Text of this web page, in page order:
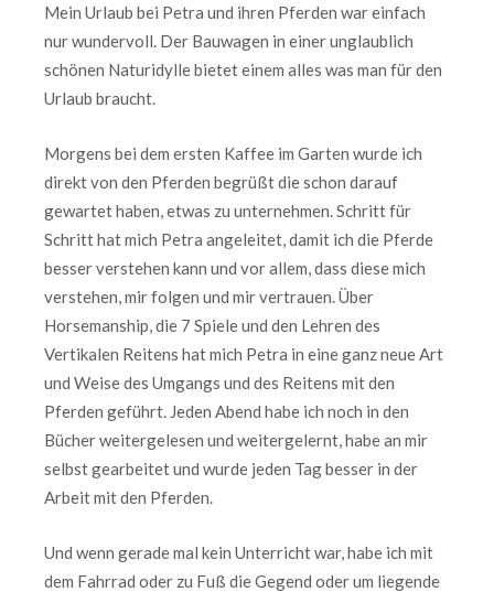
Mein Urlaub bei Petra und ihren Pferden war einfach
nur wundervoll. Der Bauwagen in einer unglaublich
schönen Naturidylle bietet einem alles was man für den
Urlaub braucht.
Morgens bei dem ersten Kaffee im Garten wurde ich
direkt von den Pferden begrüßt die schon darauf
gewartet haben, etwas zu unternehmen. Schritt für
Schritt hat mich Petra angeleitet, damit ich die Pferde
besser verstehen kann und vor allem, dass diese mich
verstehen, mir folgen und mir vertrauen. Über
Horsemanship, die 7 Spiele und den Lehren des
Vertikalen Reitens hat mich Petra in eine ganz neue Art
und Weise des Umgangs und des Reitens mit den
Pferden geführt. Jeden Abend habe ich noch in den
Bücher weitergelesen und weitergelernt, habe an mir
selbst gearbeitet und wurde jeden Tag besser in der
Arbeit mit den Pferden.
Und wenn gerade mal kein Unterricht war, habe ich mit
dem Fahrrad oder zu Fuß die Gegend oder um liegende